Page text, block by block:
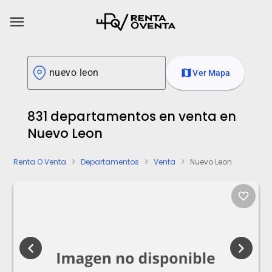
menu
mapVer Mapa
831 departamentos en venta en
Nuevo Leon
Renta O Venta chevron_right Departamentos chevron_right Venta chevron_right Nuevo Leon
favorite_border
chevron_left chevron_right